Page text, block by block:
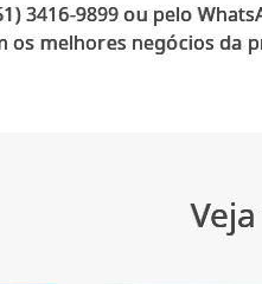
3416-9899 ou pelo
os melhores negócios da